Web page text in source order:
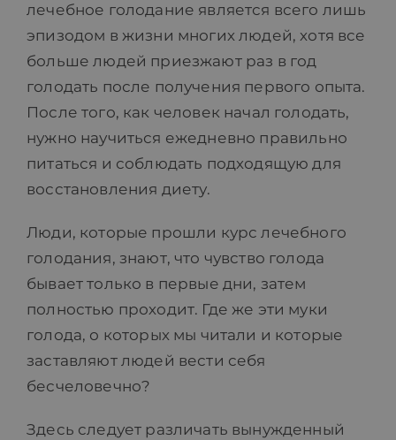
КОНТАКТ
лечебное голодание является всего лишь
эпизодом в жизни многих людей, хотя все
больше людей приезжают раз в год
голодать после получения первого опыта.
После того, как человек начал голодать,
нужно научиться ежедневно правильно
питаться и соблюдать подходящую для
восстановления диету.
Люди, которые прошли курс лечебного
голодания, знают, что чувство голода
бывает только в первые дни, затем
полностью проходит. Где же эти муки
голода, о которых мы читали и которые
заставляют людей вести себя
бесчеловечно?
Здесь следует различать вынужденный